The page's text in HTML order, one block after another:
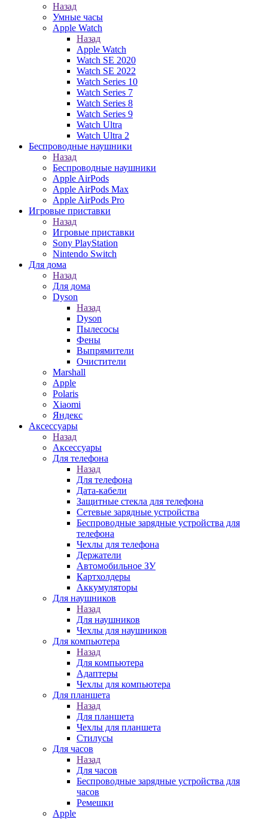
Назад
Умные часы
Apple Watch
Назад
Apple Watch
Watch SE 2020
Watch SE 2022
Watch Series 10
Watch Series 7
Watch Series 8
Watch Series 9
Watch Ultra
Watch Ultra 2
Беспроводные наушники
Назад
Беспроводные наушники
Apple AirPods
Apple AirPods Max
Apple AirPods Pro
Игровые приставки
Назад
Игровые приставки
Sony PlayStation
Nintendo Switch
Для дома
Назад
Для дома
Dyson
Назад
Dyson
Пылесосы
Фены
Выпрямители
Очистители
Marshall
Apple
Polaris
Xiaomi
Яндекс
Аксессуары
Назад
Аксессуары
Для телефона
Назад
Для телефона
Дата-кабели
Защитные стекла для телефона
Сетевые зарядные устройства
Беспроводные зарядные устройства для
телефона
Чехлы для телефона
Держатели
Автомобильное ЗУ
Картхолдеры
Аккумуляторы
Для наушников
Назад
Для наушников
Чехлы для наушников
Для компьютера
Назад
Для компьютера
Адаптеры
Чехлы для компьютера
Для планшета
Назад
Для планшета
Чехлы для планшета
Стилусы
Для часов
Назад
Для часов
Беспроводные зарядные устройства для
часов
Ремешки
Apple